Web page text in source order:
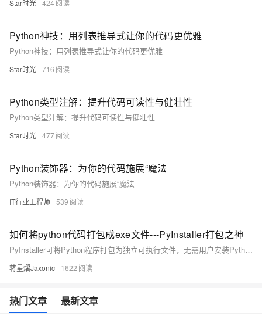
Star时光 424
Python神技：用列表推导式让你的代码更优雅
Python神技：用列表推导式让你的代码更优雅
Star时光 716
Python类型注解：提升代码可读性与健壮性
Python类型注解：提升代码可读性与健壮性
Star时光 477
Python装饰器：为你的代码施展“魔法
Python装饰器：为你的代码施展“魔法
IT行业工程师 539
如何将python代码打包成exe文件---PyInstaller打包之神
PyInstaller可将Python程序打包为独立可执行文件，无需用户安装Python环境。它自动分析代码依赖，整合解释器、库及资源，支持一键生成exe，方便分发。使用pip安装后，通过简单命令即可完成打包，适合各类项目部署。
蒋星熠Jaxonic 1622
热门文章 最新文章